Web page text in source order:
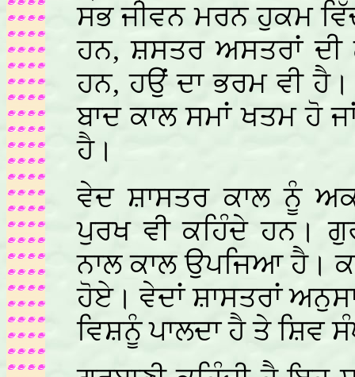
ਸਭ ਜੀਵਨ ਮਰਨ ਹੁਕਮ
ਹਨ, ਸ਼ਸਤਰ ਅਸਤਰਾਂ ਦੀ
ਹਨ, ਹਉਂ ਦਾ ਭਰਮ ਵੀ
ਬਾਦ ਕਾਲ ਸਮਾਂ ਖਤਮ ਹੋ
ਹੈ।
ਵੇਦ ਸ਼ਾਸਤਰ ਕਾਲ ਨੂੰ
ਪੁਰਖ ਵੀ ਕਹਿੰਦੇ ਹਨ।
ਨਾਲ ਕਾਲ ਉਪਜਿਆ ਹੈ।
ਹੋਏ। ਵੇਦਾਂ ਸ਼ਾਸਤਰਾਂ
ਵਿਸ਼ਨੂੰ ਪਾਲਦਾ ਹੈ ਤੇ ਸ਼ਿਵ